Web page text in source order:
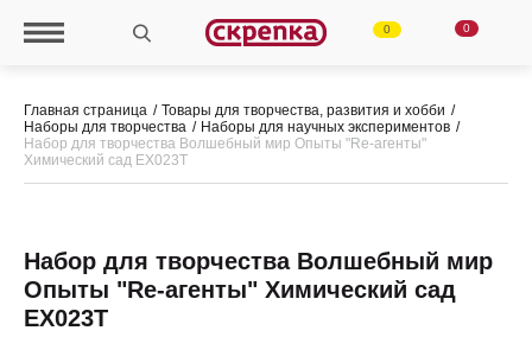
0 0
Главная страница
Товары для творчества, развития и хобби
Наборы для творчества
Наборы для научных экспериментов
Набор для творчества Волшебный мир Опыты "Re-агенты"
Химический сад EX023T
Набор для творчества Волшебный мир
Опыты "Re-агенты" Химический сад
EX023T